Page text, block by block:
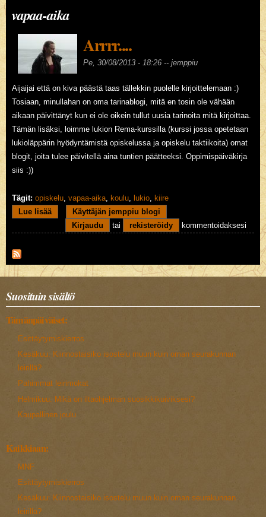
vapaa-aika
Arrrr....
Pe, 30/08/2013 - 18:26 -- jemppiu
Aijaijai että on kiva päästä taas tällekkin puolelle kirjoittelemaan :)
Tosiaan, minullahan on oma tarinablogi, mitä en tosin ole vähään
aikaan päivittänyt kun ei ole oikein tullut uusia tarinoita mitä kirjoittaa.
Tämän lisäksi, loimme lukion Rema-kurssilla (kurssi jossa opetetaan
lukioläppärin hyödyntämistä opiskelussa ja opiskelu taktiikoita) omat
blogit, joita tulee päivitellä aina tuntien päätteeksi. Oppimispäiväkirja
siis :))
Tägit: opiskelu, vapaa-aika, koulu, lukio, kiire
Lue lisääabout Arrrr....
Käyttäjän jemppiu blogi
Kirjaudu
tai rekisteröidy kommentoidaksesi
Suosituin sisältö
Tämänpäiväiset:
Esittäytymiskierros
Kesäkuu: Kiinnostaisiko isostelu muun kuin oman seurakunnan
leirillä?
Pahimmat leirimokat
Helmikuu: Mikä on iltaohjelman suosikkikuiviksesi?
Kaupallinen joulu
Kaikkiaan:
MNF
Esittäytymiskierros
Kesäkuu: Kiinnostaisiko isostelu muun kuin oman seurakunnan
leirillä?